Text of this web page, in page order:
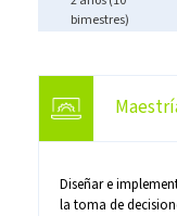
bimestres)
Diseñar e
la toma de